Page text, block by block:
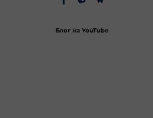
Блог на YouTube